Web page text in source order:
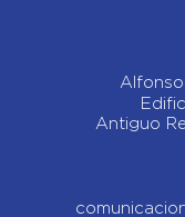
Alfonso
Antiguo